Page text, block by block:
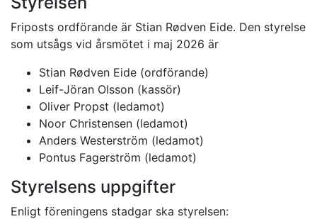
Friposts ordförande är Stian Rødven Eide. Den styrelse
som utsågs vid årsmötet i maj 2026 är
Stian Rødven Eide (ordförande)
Leif-Jöran Olsson (kassör)
Oliver Propst (ledamot)
Noor Christensen (ledamot)
Anders Westerström (ledamot)
Pontus Fagerström (ledamot)
Styrelsens uppgifter
Enligt föreningens stadgar ska styrelsen: